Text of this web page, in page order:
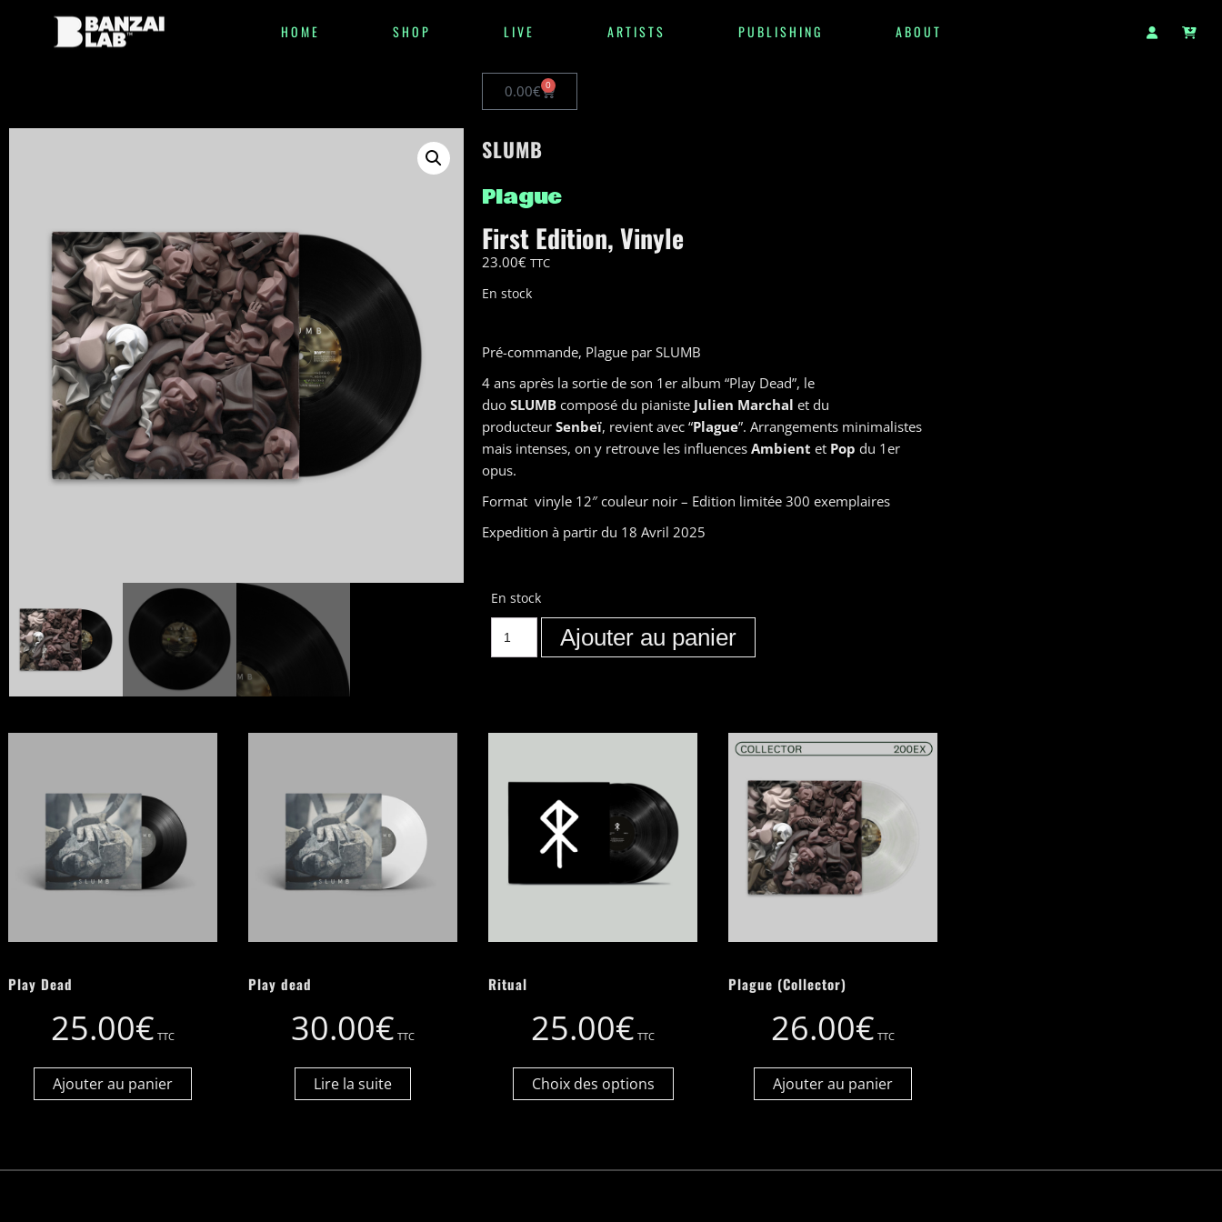
HOME SHOP LIVE ARTISTS PUBLISHING ABOUT
0.00€ 0
SLUMB
Plague
First Edition,Vinyle
23.00€ TTC
En stock
Pré-commande, Plague par SLUMB
4 ans après la sortie de son 1er album “Play Dead”, le
duo SLUMB composé du pianiste Julien Marchal et du
producteur Senbeï, revient avec “Plague”. Arrangements minimalistes
mais intenses, on y retrouve les influences Ambient et Pop du 1er
opus.
Format vinyle 12″ couleur noir – Edition limitée 300 exemplaires
Expedition à partir du 18 Avril 2025
En stock
Ajouter au panier
Play Dead
25.00€ TTC
Ajouter au panier
Play dead
30.00€ TTC
Lire la suite
Ritual
25.00€ TTC
Choix des options
Plague (Collector)
26.00€ TTC
Ajouter au panier